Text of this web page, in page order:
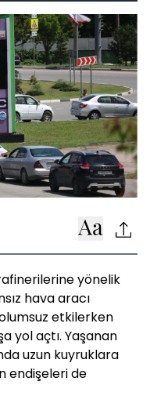
yönelik
hava aracı
olumsuz etkilerken
yol açtı. Yaşanan
uzun kuyruklara
endişeleri de